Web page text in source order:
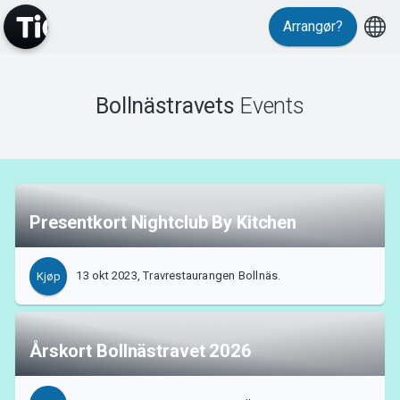
MyTickster
Support
Arrangør?
Bollnästravets Events
Presentkort Nightclub By Kitchen
Kjøp 13 okt 2023, Travrestaurangen Bollnäs.
Årskort Bollnästravet 2026